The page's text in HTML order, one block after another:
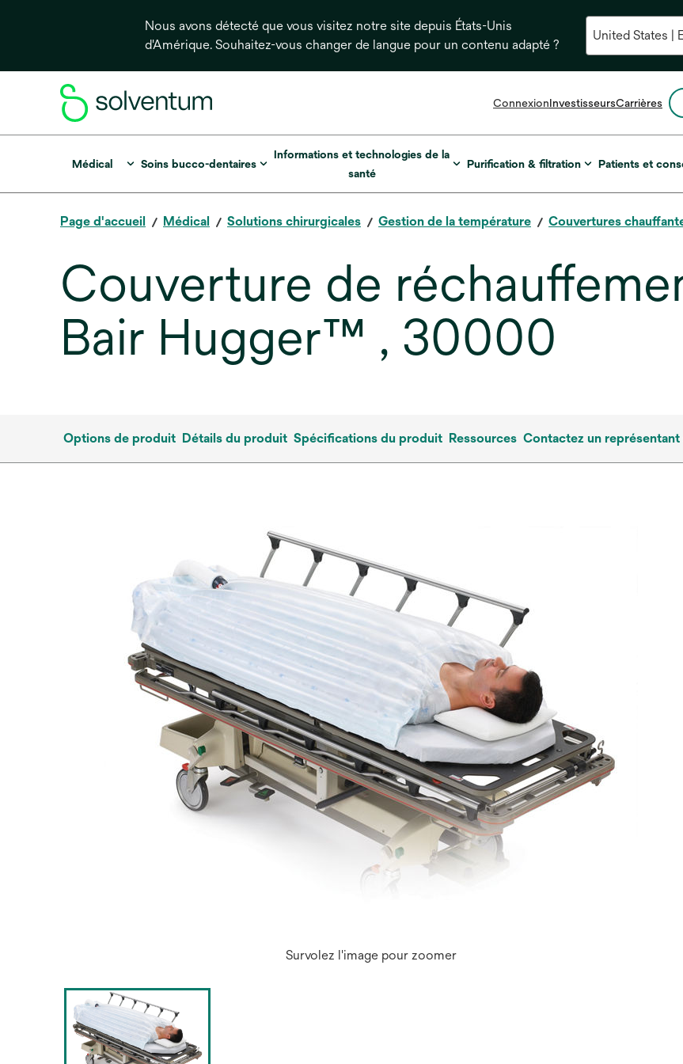
Nous avons détecté que vous visitez notre site depuis États-Unis
d'Amérique. Souhaitez-vous changer de langue pour un contenu adapté ?
ConnexionInvestisseurss’ouvre
un
onglet
Carrières
Médical Soins bucco-dentaires
Informations et technologies de la
santé
Purification & filtration Patients et
Page d'accueil Médical Solutions chirurgicales Gestion de la température Couvertures
Couverture de
Bair Hugger™ , 30000
Options de produit Détails du produit Spécifications du produit Ressources Contactez un représentant
Survolez l'image pour zoomer